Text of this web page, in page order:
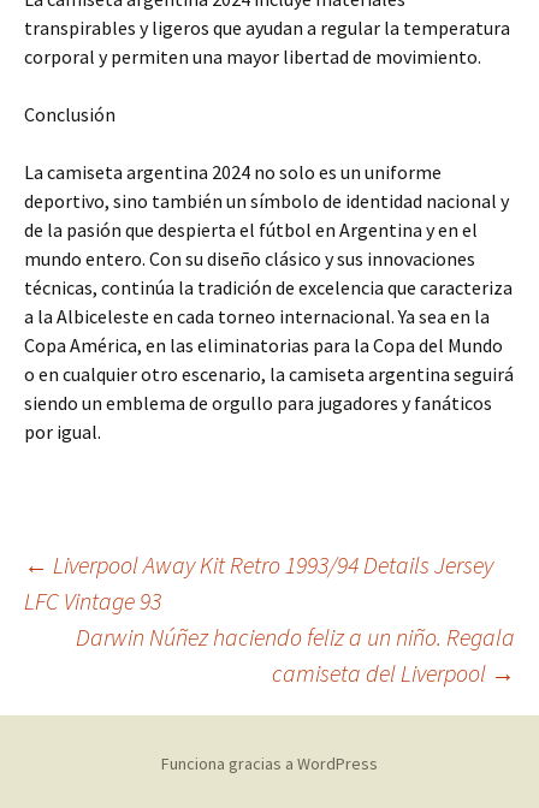
transpirables y ligeros que ayudan a regular la temperatura
corporal y permiten una mayor libertad de movimiento.
Conclusión
La camiseta argentina 2024 no solo es un uniforme
deportivo, sino también un símbolo de identidad nacional y
de la pasión que despierta el fútbol en Argentina y en el
mundo entero. Con su diseño clásico y sus innovaciones
técnicas, continúa la tradición de excelencia que caracteriza
a la Albiceleste en cada torneo internacional. Ya sea en la
Copa América, en las eliminatorias para la Copa del Mundo
o en cualquier otro escenario, la camiseta argentina seguirá
siendo un emblema de orgullo para jugadores y fanáticos
por igual.
Navegación
entradas
← Liverpool Away Kit Retro 1993/94 Details Jersey
LFC Vintage 93
Darwin Núñez haciendo feliz a un niño. Regala
camiseta del Liverpool →
Funciona gracias a WordPress